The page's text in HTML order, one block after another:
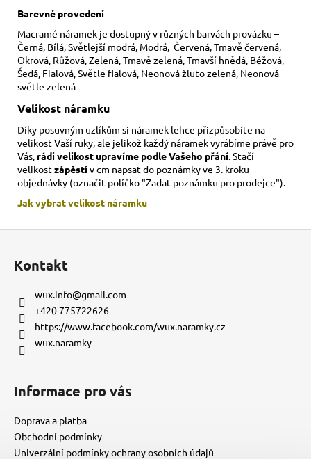
Barevné provedení
Macramé náramek je dostupný v různých barvách provázku –
Černá, Bílá, Světlejší modrá, Modrá, Červená, Tmavě červená,
Okrová, Růžová, Zelená, Tmavě zelená, Tmavší hnědá, Béžová,
Šedá, Fialová, Světle fialová, Neonová žluto zelená, Neonová
světle zelená
Velikost náramku
Díky posuvným uzlíkům si náramek lehce přizpůsobíte na
velikost Vaší ruky, ale jelikož každý náramek vyrábíme právě pro
Vás, rádi velikost upravíme podle Vašeho přání . Stačí
velikostzápěstív cm napsat do poznámky ve 3. kroku
objednávky (označit políčko "Zadat poznámku pro prodejce").
Jak vybrat velikost náramku
Kontakt
wux.info@gmail.com
+420 775722626
https://www.facebook.com/wux.naramky.cz
wux.naramky
Informace pro vás
Doprava a platba
Obchodní podmínky
Univerzální podmínky ochrany osobních údajů